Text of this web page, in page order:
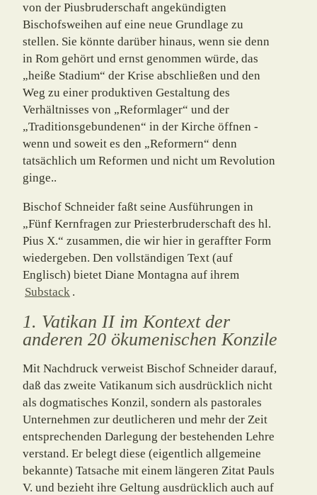
von der Piusbruderschaft ange­kündigten
Bischofsweihen auf eine neue Grund­lage zu
stellen. Sie könnte darüber hinaus, wenn sie denn
in Rom gehört und ernst genommen wür­de, das
„heiße Stadium“ der Krise abschlie­ßen und den
Weg zu einer produktiven Gestal­tung des
Verhältnisses von „Reformlager“ und der
„Traditionsgebundenen“ in der Kirche öff­nen -
wenn und soweit es den „Reformern“ denn
tatsächlich um Reformen und nicht um Revolution
ginge..
Bischof Schneider faßt seine Ausführungen in
„Fünf Kernfragen zur Priester­bruder­schaft des hl.
Pius X.“ zusammen, die wir hier in geraffter Form
wiedergeben. Den voll­ständigen Text (auf
Englisch) bietet Diane Montagna auf ihrem
Substack .
1. Vatikan II im Kontext der
anderen 20 ökumenischen Konzile
Mit Nachdruck verweist Bischof Schneider darauf,
daß das zweite Vatikanum sich aus­drücklich nicht
als dogmatisches Konzil, sondern als pastorales
Unternehmen zur deut­licheren und mehr der Zeit
entsprechenden Darlegung der bestehenden Lehre
verstand. Er belegt diese (eigentlich allgemeine
bekannte) Tatsache mit einem längeren Zitat Pauls
V. und bezieht ihre Geltung ausdrücklich auch auf